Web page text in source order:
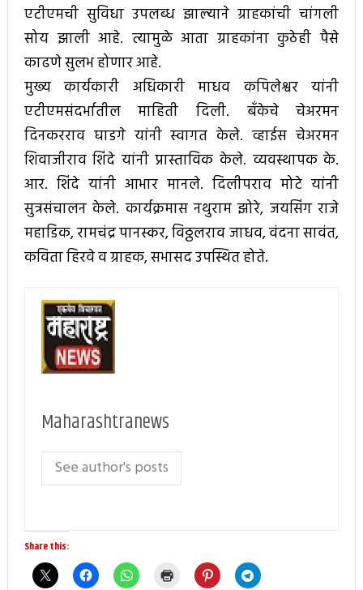
एटीएमची सुविधा उपलब्ध झाल्याने ग्राहकांची चांगली
सोय झाली आहे. त्यामुळे आता ग्राहकांना कुठेही पैसे
काढणे सुलभ होणार आहे.
मुख्य कार्यकारी अधिकारी माधव कपिलेश्वर यांनी
एटीएमसंदर्भातील माहिती दिली. बँकेचे चेअरमन
दिनकरराव घाडगे यांनी स्वागत केले. व्हाईस चेअरमन
शिवाजीराव शिंदे यांनी प्रास्ताविक केले. व्यवस्थापक के.
आर. शिंदे यांनी आभार मानले. दिलीपराव मोटे यांनी
सुत्रसंचालन केले. कार्यक्रमास नथुराम झोरे, जयसिंग राजे
महाडिक, रामचंद्र पानस्कर, विठ्ठलराव जाधव, वंदना सावंत,
कविता हिरवे व ग्राहक, सभासद उपस्थित होते.
Maharashtranews
See author's posts
Share this: